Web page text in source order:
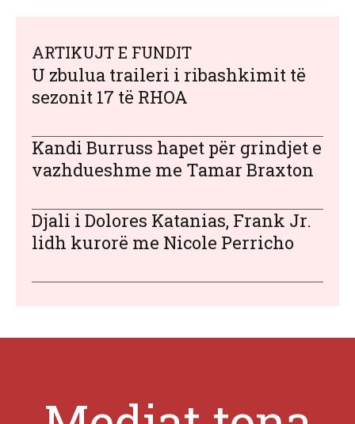
ARTIKUJT E FUNDIT
U zbulua traileri i ribashkimit të
sezonit 17 të RHOA
Kandi Burruss hapet për grindjet e
vazhdueshme me Tamar Braxton
Djali i Dolores Katanias, Frank Jr.
lidh kurorë me Nicole Perricho